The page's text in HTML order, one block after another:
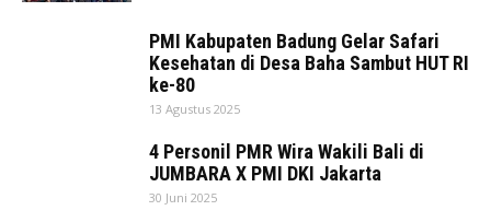
PMI Kabupaten Badung Gelar Safari
Kesehatan di Desa Baha Sambut HUT RI
ke-80
13 Agustus 2025
4 Personil PMR Wira Wakili Bali di
JUMBARA X PMI DKI Jakarta
30 Juni 2025